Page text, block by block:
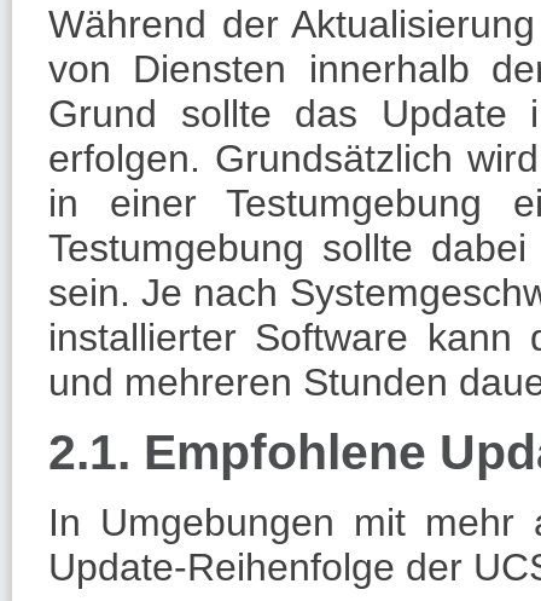
Während der
von Diensten innerhalb
Grund sollte das Update
erfolgen. Grundsätzlich
in einer Testumgebung
Testumgebung sollte
sein. Je nach
installierter Software kann
und mehreren Stunden
2.1. Empfohlene
In Umgebungen mit mehr
Update-Reihenfolge der